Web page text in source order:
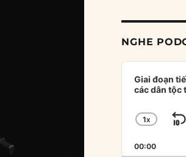
NGHE
Audio
Player
Giai đoạn
các dân tộc
RATE
1X
00:00